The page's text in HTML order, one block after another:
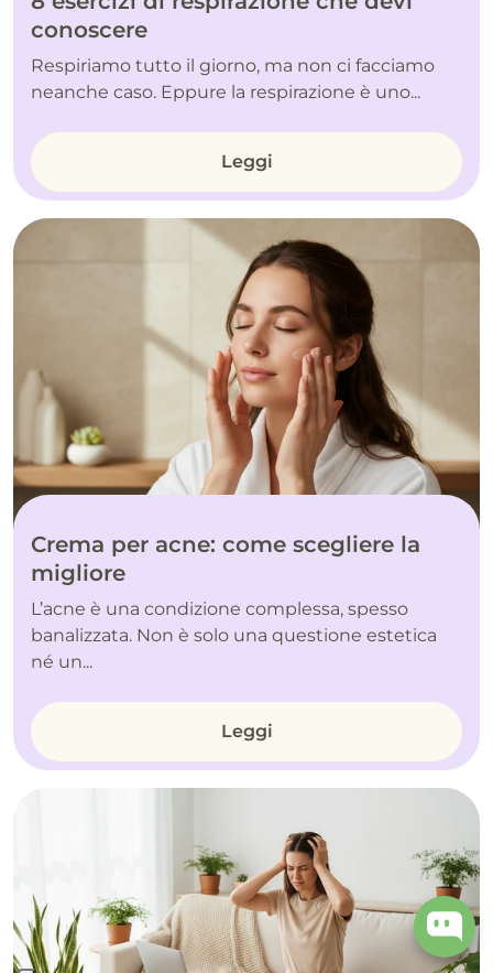
conoscere
Respiriamo tutto il giorno, ma non ci facciamo
neanche caso. Eppure la respirazione è uno...
Leggi
Crema per acne: come scegliere la
migliore
L’acne è una condizione complessa, spesso
banalizzata. Non è solo una questione estetica
né un...
Leggi